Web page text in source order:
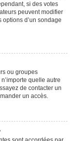
si des votes
peuvent modifier
d’un sondage
ou groupes
quelle autre
de contacter un
un accès.